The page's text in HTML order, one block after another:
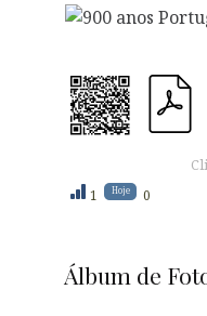
1 Hoje 0
Álbum de